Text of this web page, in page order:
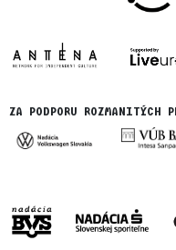
ZA PODPORU ROZMANITÝCH